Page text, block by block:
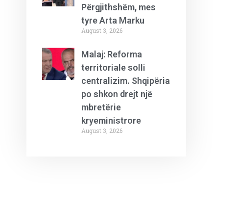
Përgjithshëm, mes
tyre Arta Marku
August 3, 2026
Malaj: Reforma
territoriale solli
centralizim. Shqipëria
po shkon drejt një
mbretërie
kryeministrore
August 3, 2026